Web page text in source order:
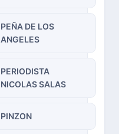
PEÑA DE LOS
ANGELES
PERIODISTA
NICOLAS SALAS
PINZON